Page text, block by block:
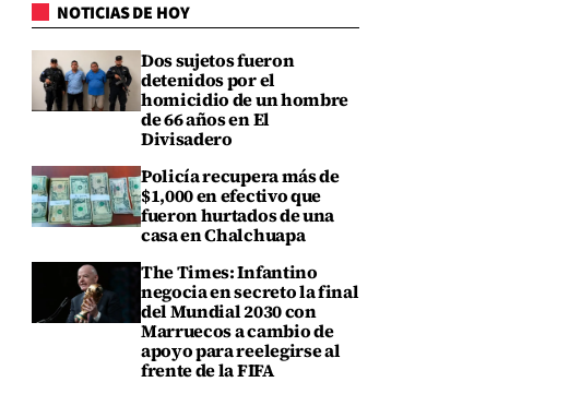
NOTICIAS DE HOY
Dos sujetos fueron
detenidos por el
homicidio de un hombre
de 66 años en El
Divisadero
Policía recupera más de
$1,000 en efectivo que
fueron hurtados de una
casa en Chalchuapa
The Times: Infantino
negocia en secreto la final
del Mundial 2030 con
Marruecos a cambio de
apoyo para reelegirse al
frente de la FIFA